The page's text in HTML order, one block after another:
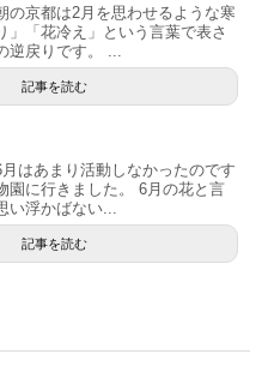
京都は2月を思わせるような寒
」「花冷え」という言葉で表さ
逆戻りです。 ...
記事を読む
はあまり活動しなかったのです
園に行きました。 6月の花と言
い浮かばない...
記事を読む